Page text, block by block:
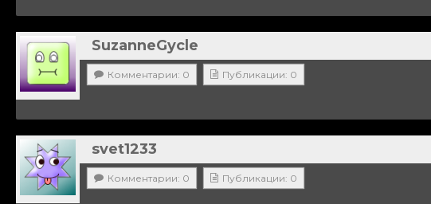
SuzanneGycle
Комментарии: 0 Публикации: 0
svet1233
Комментарии: 0 Публикации: 0